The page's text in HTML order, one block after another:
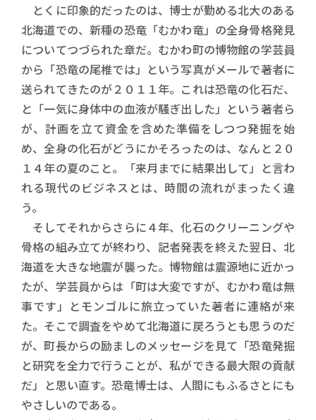
とくに印象的だったのは、博士が勤める北大のある
北海道での、新種の恐竜「むかわ竜」の全身骨格発見
についてつづられた章だ。むかわ町の博物館の学芸員
から「恐竜の尾椎では」という写真がメールで著者に
送られてきたのが２０１１年。これは恐竜の化石だ、
と「一気に身体中の血液が騒ぎ出した」という著者ら
が、計画を立て資金を含めた準備をしつつ発掘を始
め、全身の化石がどうにかそろったのは、なんと２０
１４年の夏のこと。「来月までに結果出して」と言わ
れる現代のビジネスとは、時間の流れがまったく違
う。
そしてそれからさらに４年、化石のクリーニングや
骨格の組み立てが終わり、記者発表を終えた翌日、北
海道を大きな地震が襲った。博物館は震源地に近かっ
たが、学芸員からは「町は大変ですが、むかわ竜は無
事です」とモンゴルに旅立っていた著者に連絡が来
た。そこで調査をやめて北海道に戻ろうとも思うのだ
が、町長からの励ましのメッセージを見て「恐竜発掘
と研究を全力で行うことが、私ができる最大限の貢献
だ」と思い直す。恐竜博士は、人間にもふるさとにも
やさしいのである。